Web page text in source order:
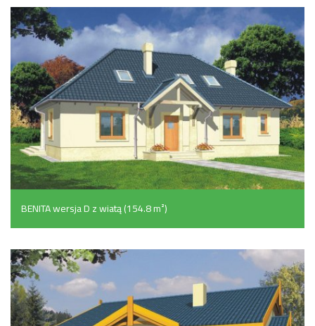
BENITA wersja D z wiatą (154.8 m²)